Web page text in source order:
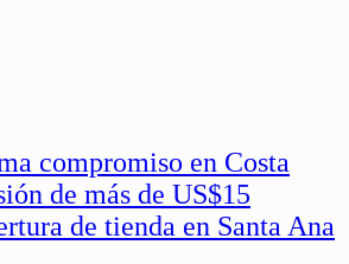
compromiso en Costa
de más de US$15
de tienda en Santa Ana